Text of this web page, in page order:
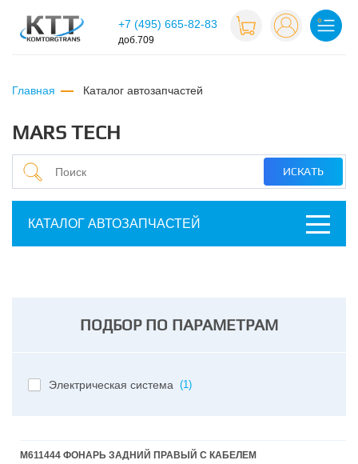
+7 (495) 665-82-83
доб.709
Главная каталог автозапчастей
MARS TECH
КАТАЛОГ АВТОЗАПЧАСТЕЙ
ПОДБОР ПО ПАРАМЕТРАМ
Электрическая система (1)
M611444 ФОНАРЬ ЗАДНИЙ ПРАВЫЙ С КАБЕЛЕМ